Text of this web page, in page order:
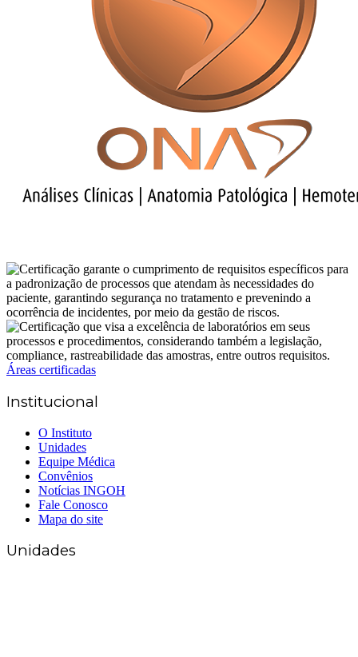
Áreas certificadas
Institucional
O Instituto
Unidades
Equipe Médica
Convênios
Notícias INGOH
Fale Conosco
Mapa do site
Unidades